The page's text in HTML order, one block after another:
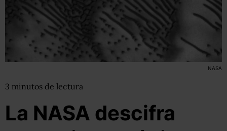
NASA
3 minutos de lectura
La NASA descifra